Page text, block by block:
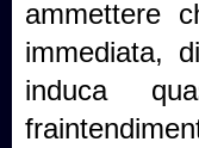
ammettere
immediata,
induca